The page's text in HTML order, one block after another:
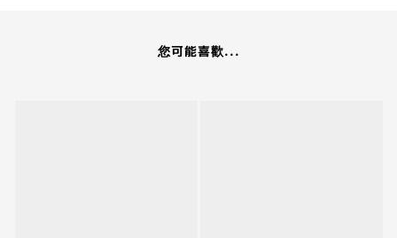
您可能喜歡...